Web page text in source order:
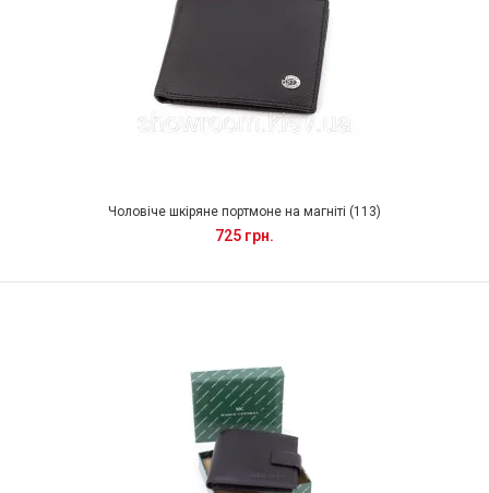
Чоловіче шкіряне портмоне на магніті (113)
725 грн.